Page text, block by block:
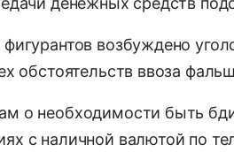
возбуждено
обстоятельств ввоза
о необходимости быть
с наличной валютой по